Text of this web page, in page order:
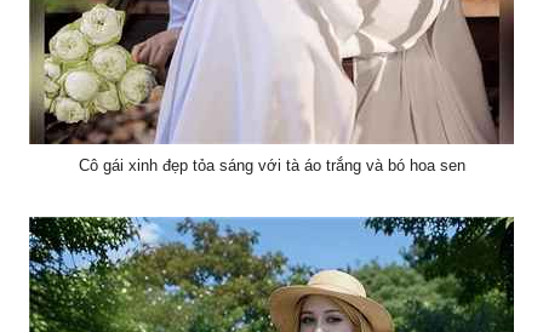
Cô gái xinh đẹp tỏa sáng với tà áo trắng và bó hoa sen